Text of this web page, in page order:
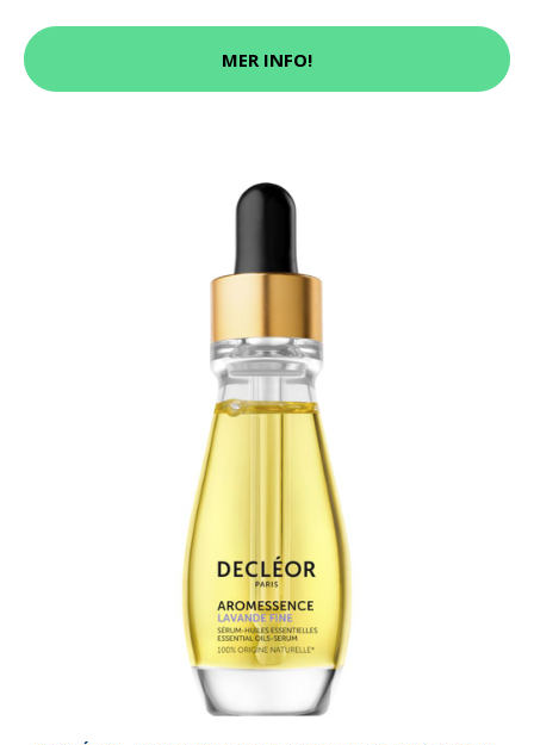
MER INFO!